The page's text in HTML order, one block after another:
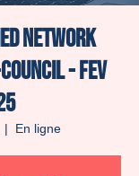
Network
- Fev
|
En ligne